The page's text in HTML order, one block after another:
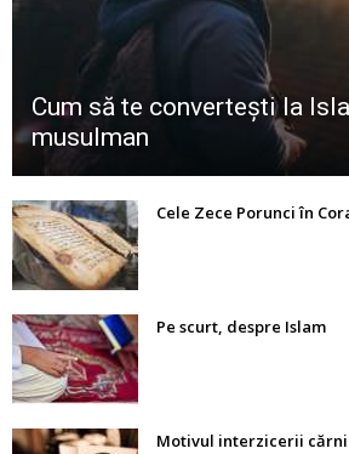
Cum să te convertești la
musulman
Cele Zece Porunci în
Pe scurt, despre Islam
Motivul interzicerii